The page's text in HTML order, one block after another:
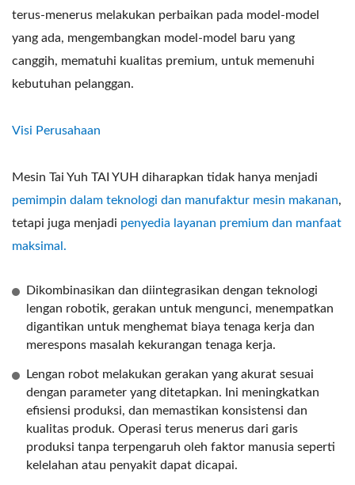
terus-menerus melakukan perbaikan pada model-model
yang ada, mengembangkan model-model baru yang
canggih, mematuhi kualitas premium, untuk memenuhi
kebutuhan pelanggan.
Visi Perusahaan
Mesin Tai Yuh TAI YUH diharapkan tidak hanya menjadi
pemimpin dalam teknologi dan manufaktur mesin makanan,
tetapi juga menjadi penyedia layanan premium dan manfaat
maksimal.
Dikombinasikan dan diintegrasikan dengan teknologi
lengan robotik, gerakan untuk mengunci, menempatkan
digantikan untuk menghemat biaya tenaga kerja dan
merespons masalah kekurangan tenaga kerja.
Lengan robot melakukan gerakan yang akurat sesuai
dengan parameter yang ditetapkan. Ini meningkatkan
efisiensi produksi, dan memastikan konsistensi dan
kualitas produk. Operasi terus menerus dari garis
produksi tanpa terpengaruh oleh faktor manusia seperti
kelelahan atau penyakit dapat dicapai.